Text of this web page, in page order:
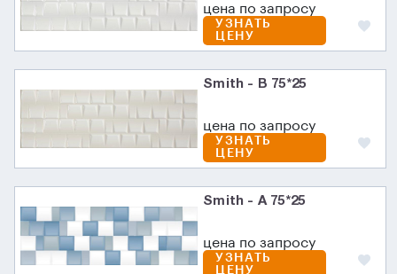
цена по запросу
УЗНАТЬ
ЦЕНУ
Smith - B 75*25
цена по запросу
УЗНАТЬ
ЦЕНУ
Smith - A 75*25
цена по запросу
УЗНАТЬ
ЦЕНУ